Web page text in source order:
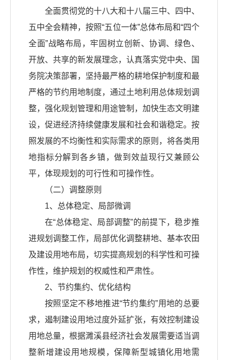
全面贯彻党的十八大和十八届三中、四中、
五中全会精神，按照“五位一体”总体布局和“四个
全面”战略布局，牢固树立创新、协调、绿色、
开放、共享的新发展理念，认真落实党中央、国
务院决策部署，坚持最严格的耕地保护制度和最
严格的节约用地制度，通过土地利用总体规划调
整，强化规划管理和用途管制，加快生态文明建
设，促进经济持续健康发展和社会和谐稳定。按
照发展的不均衡性和实际需求的原则，将各类用
地指标分解到各乡镇，做到效益现行又兼顾公
平，体现规划的可行性和可操作性。
（二）调整原则
1、总体稳定、局部微调
在“总体稳定、局部调整”的前提下，稳步推
进规划调整工作，局部优化调整耕地、基本农田
及建设用地布局，切实提高规划的科学性和可操
作性，维护规划的权威性和严肃性。
2、节约集约、优化结构
按照坚定不移地推进“节约集约”用地的总要
求，遏制建设用地过度外延扩张，有效控制建设
用地总量，根据濉溪县经济社会发展需要适当调
整新增建设用地规模，保障新型城镇化用地需